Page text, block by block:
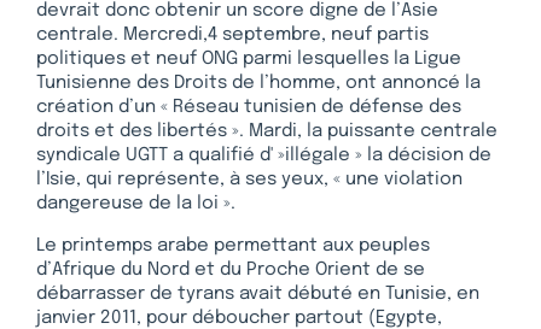
devrait donc obtenir un score digne de l’Asie
centrale. Mercredi,4 septembre, neuf partis
politiques et neuf ONG parmi lesquelles la Ligue
Tunisienne des Droits de l’homme, ont annoncé la
création d’un « Réseau tunisien de défense des
droits et des libertés ». Mardi, la puissante centrale
syndicale UGTT a qualifié d' »illégale » la décision de
l’Isie, qui représente, à ses yeux, « une violation
dangereuse de la loi ».
Le printemps arabe permettant aux peuples
d’Afrique du Nord et du Proche Orient de se
débarrasser de tyrans avait débuté en Tunisie, en
janvier 2011, pour déboucher partout (Egypte,